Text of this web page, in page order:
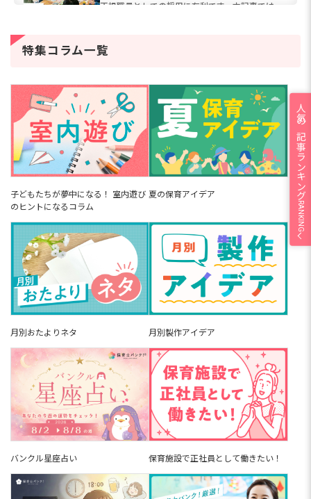
正規職員としての採用に有利です。本記事では、
年】必要資格や1日の流れ、給料、働
生活が難しい子どもを専門に預かる保育士です。
かつてコロナ禍を経て感染症への関心が高まった
こともあり、2026年現在も共働き世帯の増加を背
景に、病児保育のニー...
【動画付き】4歳児の手作りおもちゃ
12選！紙コップ・牛乳パックなどで
簡単に作れるアイデア集
4歳児の手作りおもちゃは、紙コップや牛乳パッ
クなど身近な素材で簡単に作れます。「自分で作
れた！」という達成感が、子どもの創作意欲や友
だちとの関わりを育むきっかけになるでしょう。
保育士を辞めた次の仕事は療育・学
童・事務が定番！次にできる職種14
選と選び方
保育士を辞めた次の仕事は、療育・学童・事務・
在宅ワークなど資格や経験を活かせる選択肢が14
種以上あります。保育士有資格者の約6割がすでに
保育園以外の道を選んでいる現実も。「辞めたあ
と何しよう」「転職先...
託児所とは？保育士の仕事内容・給
託児所とは、さまざまな形態の認可外保育園のこ
とです。企業内や病院で行われる保育や、商業施
設内の一時保育などがあたりますが、保育士さん
は、一般的な園との違いや働きやすさが気になり
ますよね。この記事では、...
企業内保育所とは?【2026年版】メ
リット・デメリットや給料・求人例
を解説
「もう持ち帰り仕事は限界…」「少人数の保育が
さんから、注目されているのが企業内保育所で
す。定員10〜30名の少人数制で、行事や書類業務
が少なく、持ち帰り仕事...
【2026年最新】子育て支援員の資格
特集コラム一覧
子どもたちが夢中になる！ 室内遊び
のヒントになるコラム
夏の保育アイデア
月別おたよりネタ 月別製作アイデア
バンクル星座占い 保育施設で正社員として働きたい！
人気の記事ランキング
RANKING